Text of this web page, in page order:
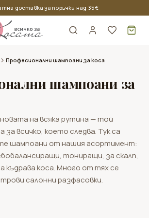
доставка за поръчки над 35 €
за коса
продукти
коса и скалп
коса
коса
Професионални шампоани за коса
шампоани за
на всяка рутина — той
всичко, което следва. Тук са
шампоани от нашия асортимент:
тониращи, за скалп,
къдрава коса. Много от тях се
салонни разфасовки.